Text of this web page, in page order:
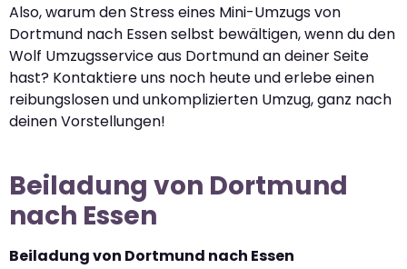
Also, warum den Stress eines Mini-Umzugs von
Dortmund nach Essen selbst bewältigen, wenn du den
Wolf Umzugsservice aus Dortmund an deiner Seite
hast? Kontaktiere uns noch heute und erlebe einen
reibungslosen und unkomplizierten Umzug, ganz nach
deinen Vorstellungen!
Beiladung von Dortmund
nach Essen
Beiladung von Dortmund nach Essen